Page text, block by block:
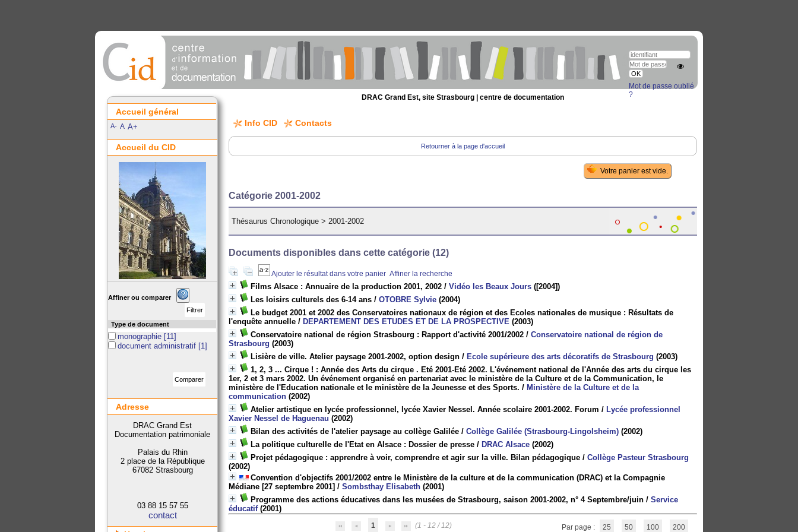
DRAC Grand Est, site Strasbourg | centre de documentation
Info CID Contacts
Retourner à la page d'accueil
Catégorie 2001-2002
Thésaurus Chronologique >2001-2002
Documents disponibles dans cette catégorie (12)
Ajouter le résultat dans votre panier Affiner la recherche
Films Alsace : Annuaire de la production 2001, 2002 /Vidéo les Beaux Jours ([2004])
Les loisirs culturels des 6-14 ans /OTOBRE Sylvie (2004)
Le budget 2001 et 2002 des Conservatoires nationaux de région et des Ecoles nationales de musique : Résultats de
l'enquête annuelle / DEPARTEMENT DES ETUDES ET DE LA PROSPECTIVE (2003)
Conservatoire national de région Strasbourg : Rapport d'activité 2001/2002 /Conservatoire national de région de
Strasbourg (2003)
Lisière de ville. Atelier paysage 2001-2002, option design / Ecole supérieure des arts décoratifs de Strasbourg (2003)
1, 2, 3 ... Cirque ! : Année des Arts du cirque . Eté 2001-Eté 2002. L'événement national de l'Année des arts du cirque les
1er, 2 et 3 mars 2002. Un événement organisé en partenariat avec le ministère de la Culture et de la Communication, le
ministère de l'Education nationale et le ministère de la Jeunesse et des Sports. / Ministère de la Culture et de la
communication (2002)
Atelier artistique en lycée professionnel, lycée Xavier Nessel. Année scolaire 2001-2002. Forum / Lycée professionnel
Xavier Nessel de Haguenau (2002)
Bilan des activités de l'atelier paysage au collège Galilée /Collège Galilée (Strasbourg-Lingolsheim) (2002)
La politique culturelle de l'Etat en Alsace : Dossier de presse / DRAC Alsace (2002)
Projet pédagogique : apprendre à voir, comprendre et agir sur la ville. Bilan pédagogique /Collège Pasteur Strasbourg
(2002)
Convention d'objectifs 2001/2002 entre le Ministère de la culture et de la communication (DRAC) et la Compagnie
Médiane [27 septembre 2001] /Sombsthay Elisabeth (2001)
Programme des actions éducatives dans les musées de Strasbourg, saison 2001-2002, n° 4 Septembre/juin /Service
éducatif(2001)
1 (1 - 12 / 12) Par page : 25 50 100 200
Accueil général
A- A A+
Accueil du CID
Mot de passe oublié
?
Affiner ou comparer
Type de document
monographie [11]
document administratif [1]
Adresse
DRAC Grand Est
Documentation patrimoniale
Palais du Rhin
2 place de la République
67082 Strasbourg
03 88 15 57 55
contact